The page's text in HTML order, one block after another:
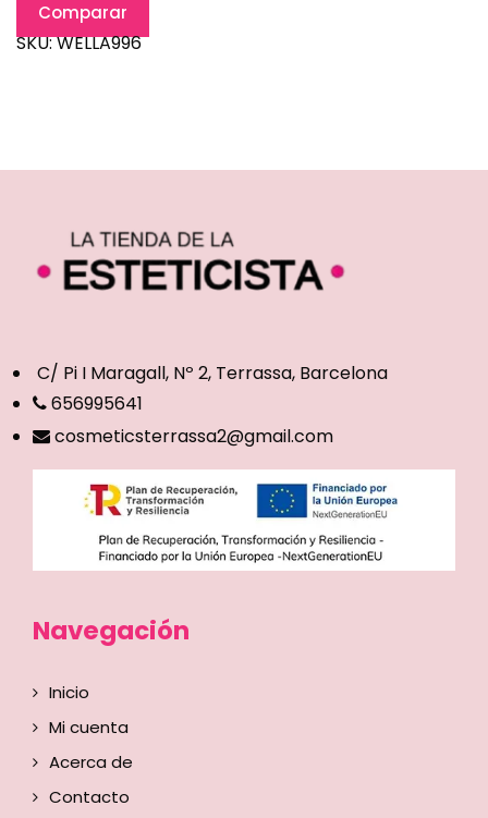
Comparar
SKU:WELLA996
C/ Pi I Maragall, Nº 2, Terrassa, Barcelona
656995641
cosmeticsterrassa2@gmail.com
Navegación
Inicio
Mi cuenta
Acerca de
Contacto